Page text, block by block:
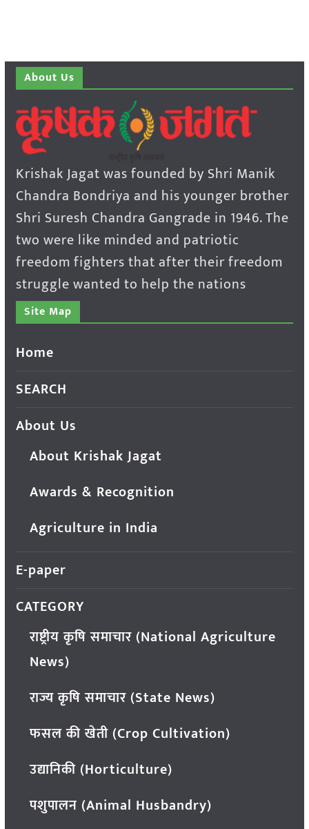
About Us
Krishak Jagat was founded by Shri Manik
Chandra Bondriya and his younger brother
Shri Suresh Chandra Gangrade in 1946. The
two were like minded and patriotic
freedom fighters that after their freedom
struggle wanted to help the nations
Site Map
Home
SEARCH
About Us
About Krishak Jagat
Awards & Recognition
Agriculture in India
E-paper
CATEGORY
राष्ट्रीय कृषि समाचार (National Agriculture
News)
राज्य कृषि समाचार (State News)
फसल की खेती (Crop Cultivation)
उद्यानिकी (Horticulture)
पशुपालन (Animal Husbandry)